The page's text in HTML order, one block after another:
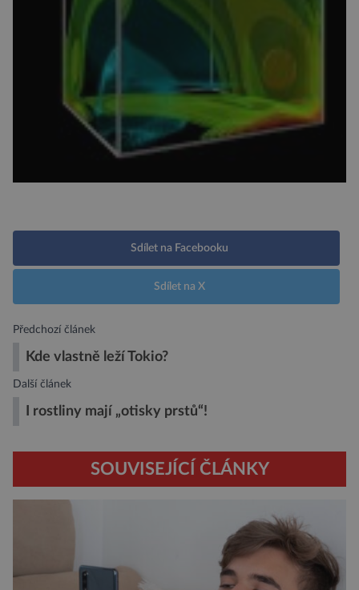
Sdílet na Facebooku
Sdílet na X
Předchozí článek
Kde vlastně leží Tokio?
Další článek
I rostliny mají „otisky prstů“!
SOUVISEJÍCÍ ČLÁNKY